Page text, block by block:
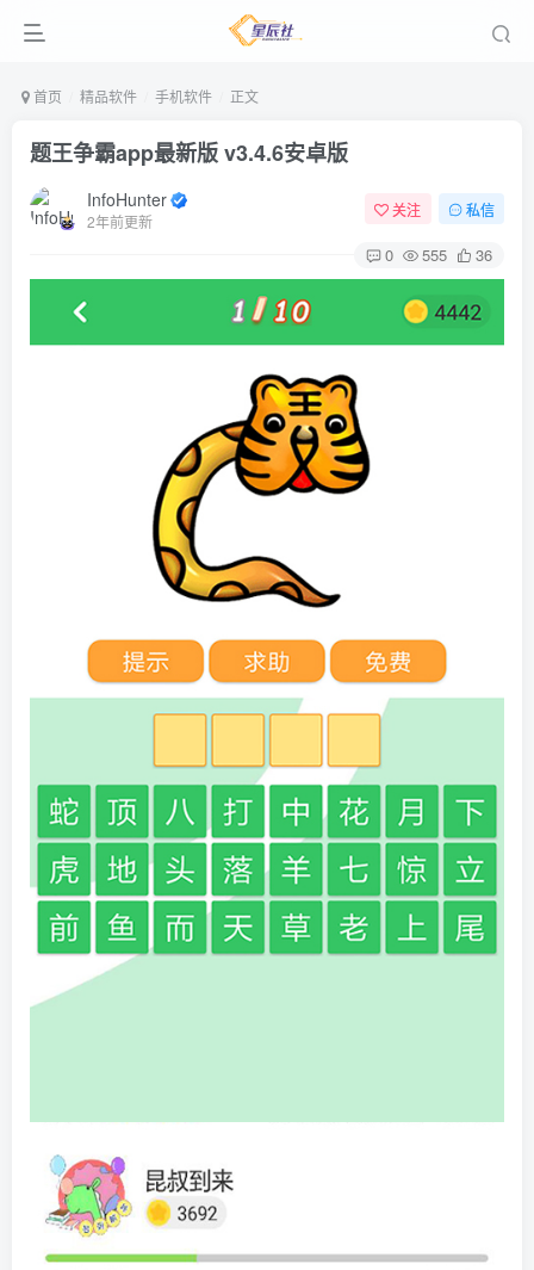
首页 精品软件 手机软件 正文
题王争霸app最新版 v3.4.6安卓版
InfoHunter
2年前更新
关注 私信
0 555 36